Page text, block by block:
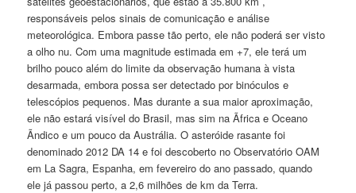
responsáveis pelos sinais de comunicação e análise
meteorológica. Embora passe tão perto, ele não poderá ser visto
a olho nu. Com uma magnitude estimada em +7, ele terá um
brilho pouco além do limite da observação humana à vista
desarmada, embora possa ser detectado por binóculos e
telescópios pequenos. Mas durante a sua maior aproximação,
ele não estará visível do Brasil, mas sim na Ãfrica e Oceano
Ãndico e um pouco da Austrália. O asteróide rasante foi
denominado 2012 DA 14 e foi descoberto no Observatório OAM
em La Sagra, Espanha, em fevereiro do ano passado, quando
ele já passou perto, a 2,6 milhões de km da Terra.